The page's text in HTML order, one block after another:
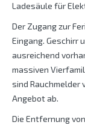
Ladesäule für
Der Zugang zur
Eingang. Geschirr
ausreichend
massiven
sind Rauchmelder
Angebot ab.
Die Entfernung